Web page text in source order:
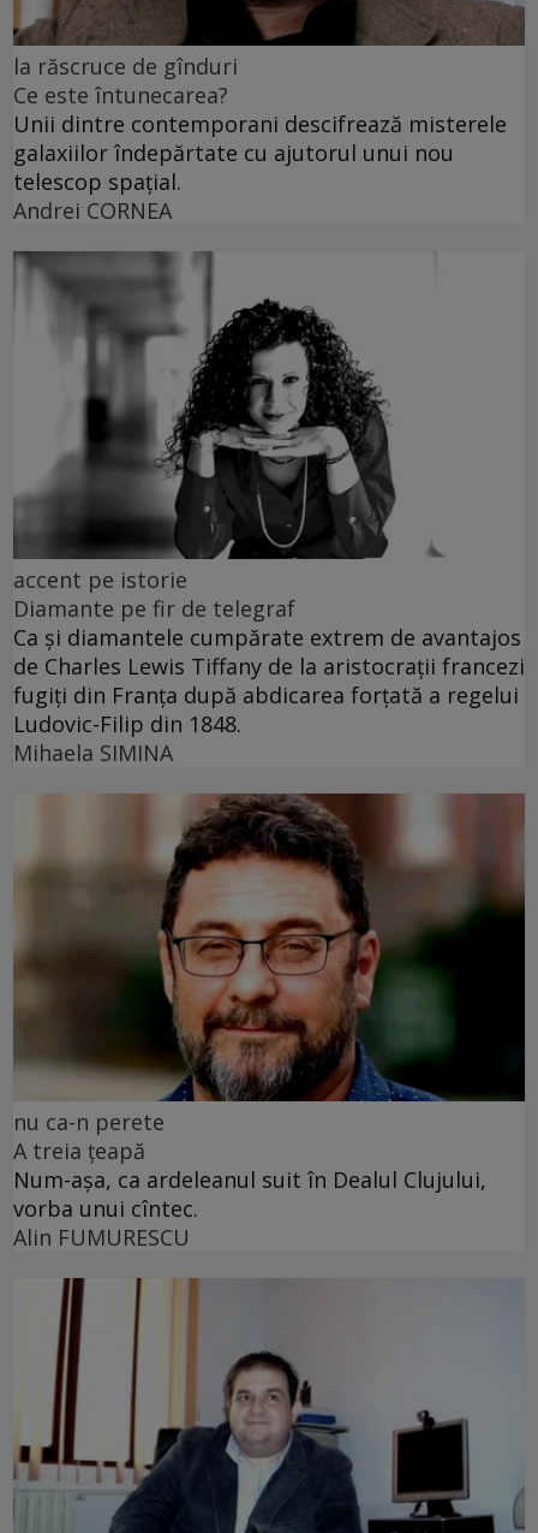
la răscruce de gînduri
Ce este întunecarea?
Unii dintre contemporani descifrează misterele
galaxiilor îndepărtate cu ajutorul unui nou
telescop spațial.
Andrei CORNEA
accent pe istorie
Diamante pe fir de telegraf
Ca și diamantele cumpărate extrem de avantajos
de Charles Lewis Tiffany de la aristocrații francezi
fugiți din Franța după abdicarea forțată a regelui
Ludovic-Filip din 1848.
Mihaela SIMINA
nu ca-n perete
A treia țeapă
Num-așa, ca ardeleanul suit în Dealul Clujului,
vorba unui cîntec.
Alin FUMURESCU